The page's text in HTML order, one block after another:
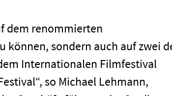
dem renommierten
können, sondern auch auf zwei
Internationalen Filmfestival
so Michael Lehmann,